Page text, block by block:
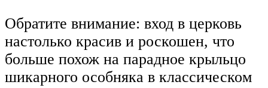
Обратите внимание: вход в церковь
настолько красив и роскошен, что
больше похож на парадное крыльцо
шикарного особняка в классическом